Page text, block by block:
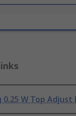
0.25 W Top Adjust